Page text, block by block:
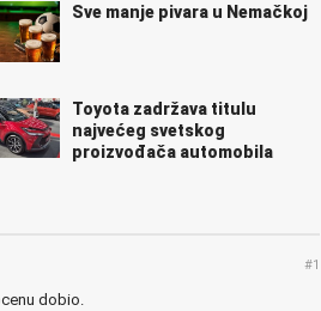
Sve manje pivara u Nemačkoj
Toyota zadržava titulu
najvećeg svetskog
proizvođača automobila
#1
dobio.